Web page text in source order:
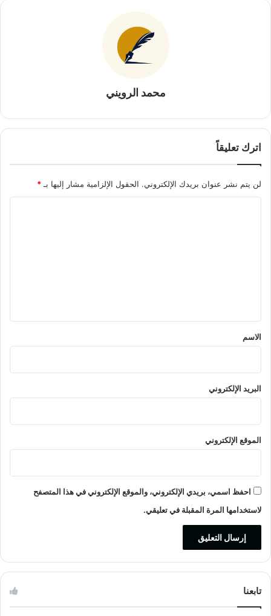
محمد الرويني
اترك تعليقاً
لن يتم نشر عنوان بريدك الإلكتروني. الحقول الإلزامية مشار إليها بـ *
*
الاسم
البريد الإلكتروني
الموقع الإلكتروني
احفظ اسمي، بريدي الإلكتروني، والموقع الإلكتروني في هذا المتصفح
لاستخدامها المرة المقبلة في تعليقي.
تابعنا